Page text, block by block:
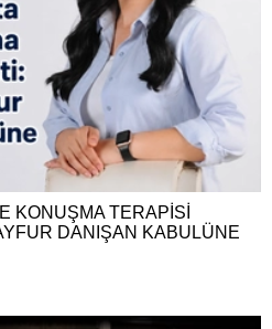
KONUŞMA TERAPİSİ
DANIŞAN KABULÜNE